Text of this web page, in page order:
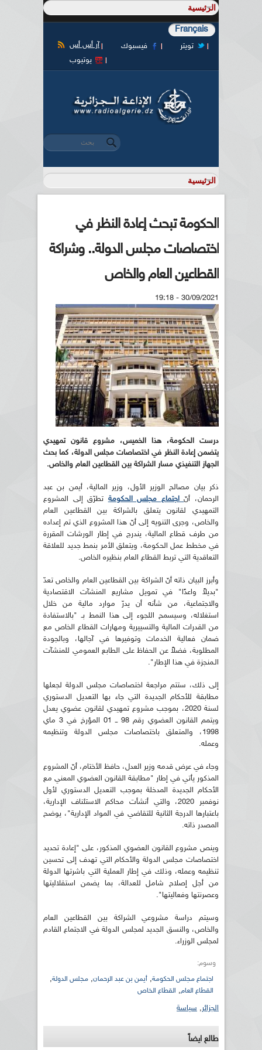
Français
آر أس أس فيسبوك
تويتر
يوتيوب
استمارة البحث
‏بحث ‏
الحكومة تبحث إعادة النظر في
اختصاصات مجلس الدولة.. وشراكة
القطاعين العام والخاص
30/09/2021 - 19:18
درست الحكومة، هذا الخميس، مشروع قانون تمهيدي
يتضمن إعادة النظر في اختصاصات مجلس الدولة، كما بحث
الجهاز التنفيذي مسار الشراكة بين القطاعين العام والخاص.
ذكر بيان مصالح الوزير الأول، وزير المالية، أيمن بن عبد
الرحمان، أنّ اجتماع مجلس الحكومة تطرّق إلى المشروع
التمهيدي لقانون يتعلق بالشراكة بين القطاعين العام
والخاص، وجرى التنويه إلى أنّ هذا المشروع الذي تم إعداده
من طرف قطاع المالية، يندرج في إطار الورشات المقررة
في مخطط عمل الحكومة، ويتعلق الأمر بنمط جديد للعلاقة
التعاقدية التي تربط القطاع العام بنظيره الخاص.
وأبرز البيان ذاته أنّ الشراكة بين القطاعين العام والخاص تعدّ
"بديلاً واعدًا" في تمويل مشاريع المنشآت الاقتصادية
والاجتماعية، من شأنه أن يدرّ موارد مالية من خلال
استغلاله، وسيسمح اللجوء إلى هذا النمط بـ "بالاستفادة
من القدرات المالية والتسييرية ومهارات القطاع الخاص مع
ضمان فعالية الخدمات وتوفيرها في آجالها، وبالجودة
المطلوبة، فضلاً عن الحفاظ على الطابع العمومي للمنشآت
الـمنجزة في هذا الإطار".
إلى ذلك، ستتم مراجعة اختصاصات مجلس الدولة لجعلها
مطابقة للأحكام الجديدة التي جاء بها التعديل الدستوري
لسنة 2020، بموجب مشروع تمهيدي لقانون عضوي يعدل
ويتمم القانون العضوي رقم 98 ــ 01 المؤرخ في 3 ماي
1998، والمتعلق باختصاصات مجلس الدولة وتنظيمه
وعمله.
وجاء في عرض قدمه وزير العدل، حافظ الأختام، أنّ المشروع
المذكور يأتي في إطار "مطابقة القانون العضوي المعني مع
الأحكام الجديدة المدخلة بموجب التعديل الدستوري لأول
نوفمبر 2020، والتي أنشأت محاكم الاستئناف الإدارية،
باعتبارها الدرجة الثانية للتقاضي في المواد الإدارية"، يوضح
المصدر ذاته.
وينص مشروع القانون العضوي المذكور، على "إعادة تحديد
اختصاصات مجلس الدولة والأحكام التي تهدف إلى تحسين
تنظيمه وعمله، وذلك في إطار العملية التي باشرتها الدولة
من أجل إصلاح شامل للعدالة، بما يضمن استقلاليتها
وعصرنتها وفعاليتها".
وسيتم دراسة مشروعي الشراكة بين القطاعين العام
والخاص، والنسق الجديد لمجلس الدولة في الاجتماع القادم
لمجلس الوزراء.
وسوم:
اجتماع مجلس الحكومة, أيمن بن عبد الرحمان, مجلس الدولة,
القطاع العام, القطاع الخاص
الجزائر, سياسة
طالع ايضاً